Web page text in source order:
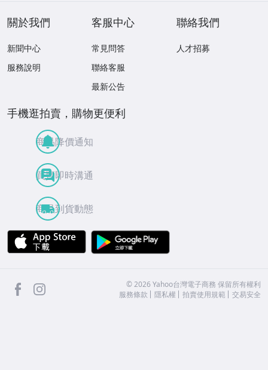
關於我們
新聞中心
服務說明
客服中心
常見問答
聯絡客服
最新公告
聯絡我們
人才招募
手機逛拍賣，購物更便利
商品降價通知
買賣即時溝通
商品到貨動態
APP Store
facebook ©2026 Yahoo台灣電子商務 保留所有權利
服務條款
隱私權 拍賣使用規範 交易安全